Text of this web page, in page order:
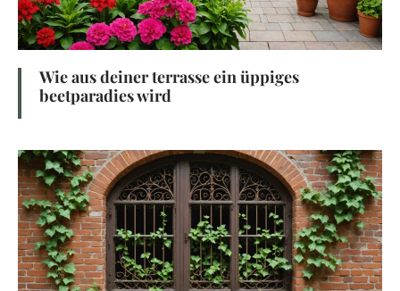
Wie aus deiner terrasse ein üppiges
beetparadies wird